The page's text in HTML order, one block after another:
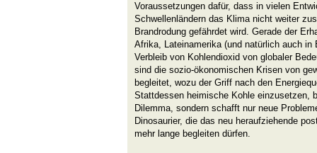
Voraussetzungen dafür, dass in vielen
Schwellenländern das Klima nicht weiter
Brandrodung gefährdet wird. Gerade der
Afrika, Lateinamerika (und natürlich auch in
Verbleib von Kohlendioxid von globaler
sind die sozio-ökonomischen Krisen von
begleitet, wozu der Griff nach den
Stattdessen heimische Kohle einzusetzen,
Dilemma, sondern schafft nur neue
Dinosaurier, die das neu heraufziehende
mehr lange begleiten dürfen.